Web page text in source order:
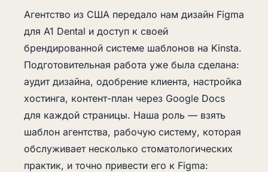
Агентство из США передало нам дизайн Figma
для A1 Dental и доступ к своей
брендированной системе шаблонов на Kinsta.
Подготовительная работа уже была сделана:
аудит дизайна, одобрение клиента, настройка
хостинга, контент-план через Google Docs
для каждой страницы. Наша роль — взять
шаблон агентства, рабочую систему, которая
обслуживает несколько стоматологических
практик, и точно привести его к Figma: